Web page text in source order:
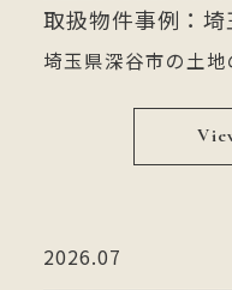
取扱物件事例：
埼玉県深谷市の土地
2026.07